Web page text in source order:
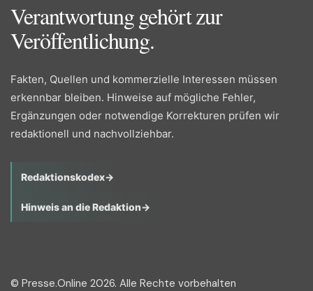
Verantwortung gehört zur
Veröffentlichung.
Fakten, Quellen und kommerzielle Interessen müssen
erkennbar bleiben. Hinweise auf mögliche Fehler,
Ergänzungen oder notwendige Korrekturen prüfen wir
redaktionell und nachvollziehbar.
Redaktionskodex→
Hinweis an die Redaktion→
© Presse.Online 2026. Alle Rechte vorbehalten